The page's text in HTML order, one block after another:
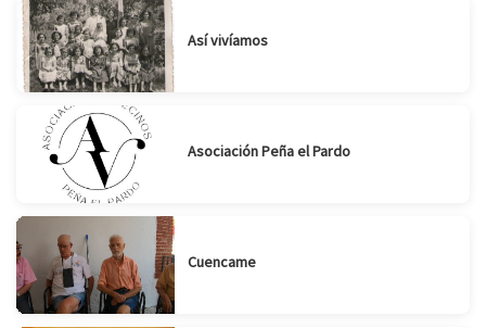
Así vivíamos
Asociación Peña el Pardo
Cuencame